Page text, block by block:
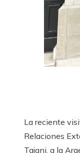
La reciente
Relaciones
Tajani, a la